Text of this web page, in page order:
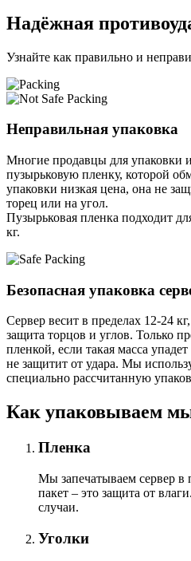
Надёжная
Узнайте как правильно и
Неправильная упаковка
Многие продавцы для упаковки
пузырьковую пленку, которой
упаковки низкая цена, она не
торец или на угол.
Пузырьковая пленка подходит
кг.
Безопасная упаковка
Сервер весит в пределах 12-24
защита торцов и углов. Только
пленкой, если такая масса
не защитит от удара. Мы
специально расcчитанную
Как упаковываем
Пленка
Мы запечатываем сервер
пакет – это защита от
случаи.
Уголки